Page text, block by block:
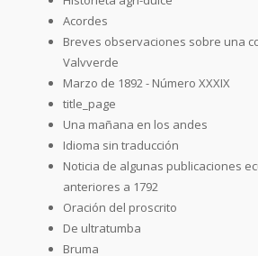
Acordes
Breves observaciones sobre una
Valvverde
Marzo de 1892 - Número XXXIX
title_page
Una mañana en los andes
Idioma sin traducción
Noticia de algunas publicaciones
anteriores a 1792
Oración del proscrito
De ultratumba
Bruma